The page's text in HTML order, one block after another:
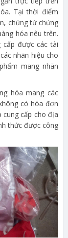
Tại thời điểm
chứng từ chứng
hóa nêu trên.
cấp được các tài
nhãn hiệu cho
mang nhãn
hóa mang các
có hóa đơn
cung cấp cho địa
thức được công